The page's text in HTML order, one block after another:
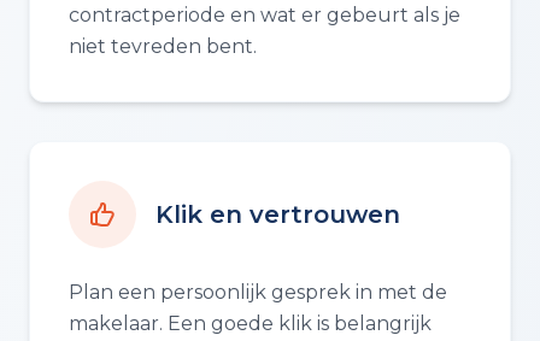
contractperiode en wat er gebeurt als je
niet tevreden bent.
Klik en vertrouwen
Plan een persoonlijk gesprek in met de
makelaar. Een goede klik is belangrijk